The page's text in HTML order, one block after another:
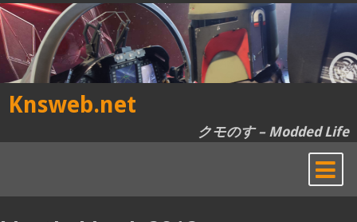
Skip
to
content
Knsweb.net
クモのす – Modded Life